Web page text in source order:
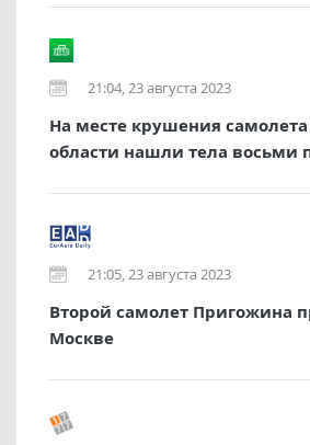
21:04, 23 августа 2023
На месте крушения
области нашли тела восьми
21:05, 23 августа 2023
Второй самолет Пригожина
Москве